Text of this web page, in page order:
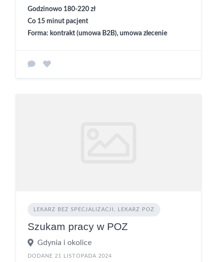
Godzinowo 180-220 zł
Co 15 minut pacjent
Forma: kontrakt (umowa B2B), umowa zlecenie
LEKARZ BEZ SPECJALIZACJI, LEKARZ POZ
Szukam pracy w POZ
Gdynia i okolice
DODANE 21 LISTOPADA 2024